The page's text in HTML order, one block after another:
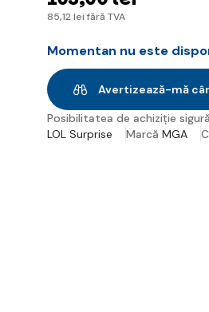
85,12 lei fără TVA
Momentan nu este
Avertizează-mă
Posibilitatea de achiziție
LOL Surprise
Marcă MGA